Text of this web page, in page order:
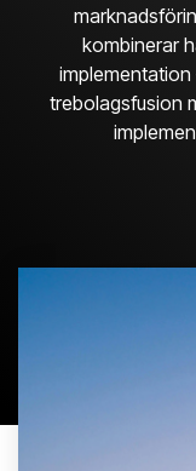
kombinerar
trebolagsfusion